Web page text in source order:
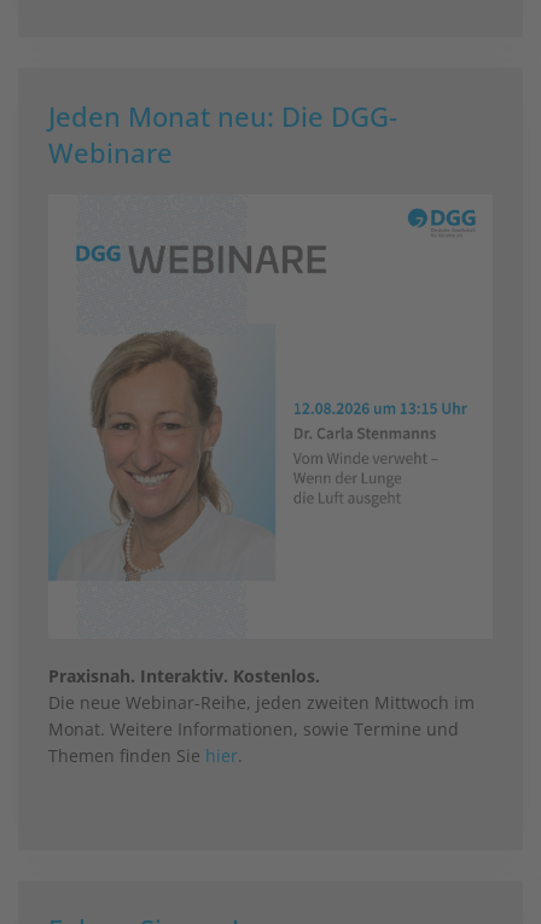
Jeden Monat neu: Die DGG-
Webinare
Praxisnah. Interaktiv. Kostenlos.
Die neue Webinar-Reihe, jeden zweiten Mittwoch im
Monat. Weitere Informationen, sowie Termine und
Themen finden Sie hier.